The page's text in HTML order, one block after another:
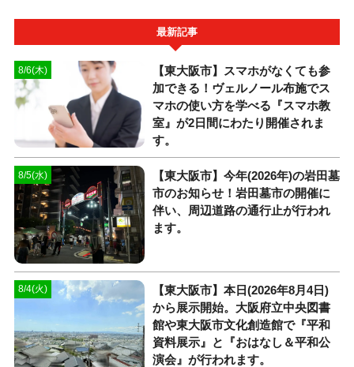
最新記事
8/6(木)
【東大阪市】スマホがなくても参
加できる！ヴェルノール布施でス
マホの使い方を学べる『スマホ教
室』が2日間にわたり開催されま
す。
8/5(水)
【東大阪市】今年(2026年)の岩田墓
市のお知らせ！岩田墓市の開催に
伴い、周辺道路の通行止が行われ
ます。
8/4(火)
【東大阪市】本日(2026年8月4日)
から展示開始。大阪府立中央図書
館や東大阪市文化創造館で『平和
資料展示』と『おはなし＆平和公
演会』が行われます。